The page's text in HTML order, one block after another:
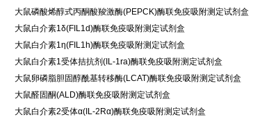
大鼠磷酸烯醇式丙酮酸羧激酶(PEPCK)酶联免疫吸附测定试剂盒
大鼠白介素1δ(FIL1d)酶联免疫吸附测定试剂盒
大鼠白介素1η(FIL1h)酶联免疫吸附测定试剂盒
大鼠白介素1受体拮抗剂(IL-1ra)酶联免疫吸附测定试剂盒
大鼠卵磷脂胆固醇酰基转移酶(LCAT)酶联免疫吸附测定试剂盒
大鼠醛固酮(ALD)酶联免疫吸附测定试剂盒
大鼠白介素2受体α(IL-2Rα)酶联免疫吸附测定试剂盒